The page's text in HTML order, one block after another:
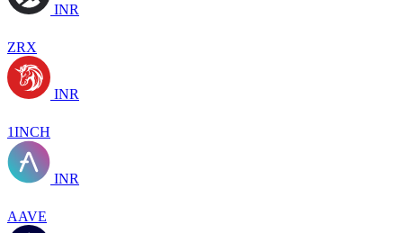
INR
ZRX
INR
1INCH
INR
AAVE